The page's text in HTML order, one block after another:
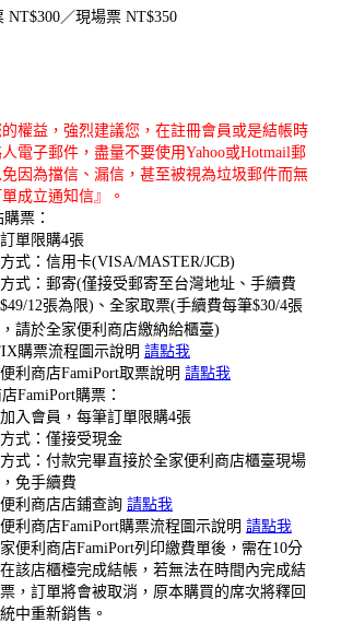
／現場票 NT$350
權益，強烈建議您，在註冊會員或是結帳時
電子郵件，盡量不要使用Yahoo或Hotmail郵
因為擋信、漏信，甚至被視為垃圾郵件而無
成立通知信』。
票：
單限購4張
式：信用卡(VISA/MASTER/JCB)
式：郵寄(僅接受郵寄至台灣地址、手續費
/12張為限)、全家取票(手續費每筆$30/4張
請於全家便利商店繳納給櫃臺)
購票流程圖示說明 請點我
利商店FamiPort取票說明 請點我
FamiPort購票：
入會員，每筆訂單限購4張
式：僅接受現金
式：付款完畢直接於全家便利商店櫃臺現場
免手續費
利商店店鋪查詢 請點我
利商店FamiPort購票流程圖示說明 請點我
便利商店FamiPort列印繳費單後，需在10分
該店櫃檯完成結帳，若無法在時間內完成結
，訂單將會被取消，原本購買的席次將釋回
中重新銷售。